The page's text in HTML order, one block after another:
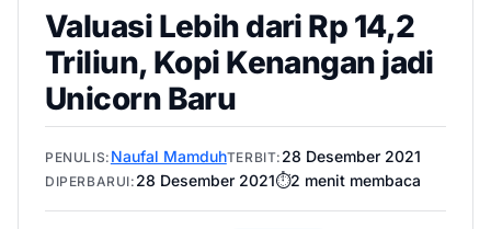
Valuasi Lebih dari Rp 14,2
Triliun, Kopi Kenangan jadi
Unicorn Baru
PENULIS: Naufal MamduhTERBIT: 28 Desember 2021
DIPERBARUI: 28 Desember 2021⏱️2 menit membaca